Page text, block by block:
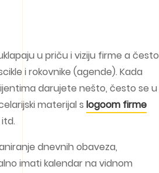
u priču i viziju firme a često
i rokovnike (agende). Kada
darujete nešto, često se u
materijal s logoom firme
dnevnih obaveza,
imati kalendar na vidnom